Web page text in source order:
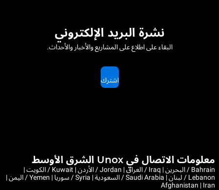
نشرة البريد الإلكتروني
البقاء على اطلاع على المشاريع والأخبار والأحداث.
اشترك
معلومات الاتصال في Unox الشرق الأوسط
Bahrain / البحرين | Iraq / العراق | Jordan / الأردن | Kuwait / الكويت |
Lebanon / لبنان | Saudi Arabia / السعودية | Syria / سوريا | Yemen / اليمن |
Afghanistan | Iran